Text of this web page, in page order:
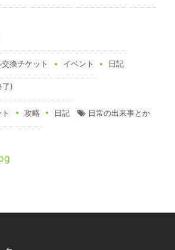
換チケット イベント 日記
了)
攻略 日記 日常の出来事とか